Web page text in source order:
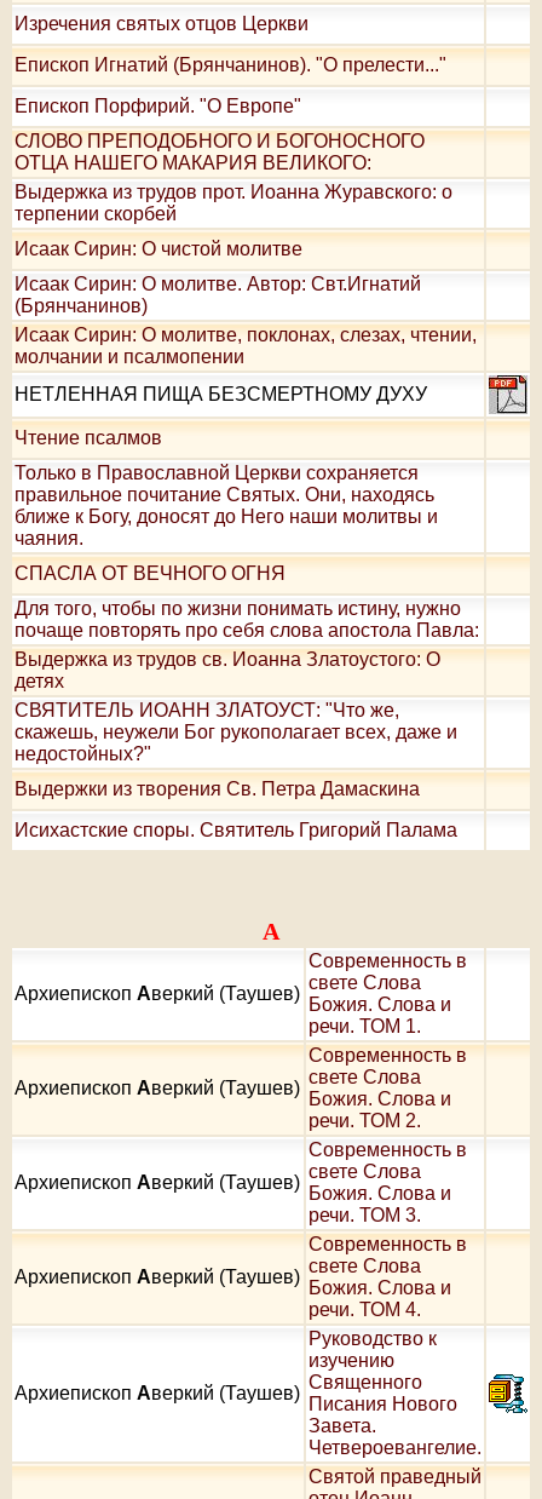
Изречения святых отцов Церкви
Епископ Игнатий (Брянчанинов). "О прелести..."
Епископ Порфирий. "О Европе"
СЛОВО ПРЕПОДОБНОГО И БОГОНОСНОГО
ОТЦА НАШЕГО МАКАРИЯ ВЕЛИКОГО:
Выдержка из трудов прот. Иоанна Журавского: о
терпении скорбей
Исаак Сирин: О чистой молитве
Исаак Сирин: О молитве. Автор: Свт.Игнатий
(Брянчанинов)
Исаак Сирин: О молитве, поклонах, слезах, чтении,
молчании и псалмопении
НЕТЛЕННАЯ ПИЩА БЕЗСМЕРТНОМУ ДУХУ
Чтение псалмов
Только в Православной Церкви сохраняется
правильное почитание Святых. Они, находясь
ближе к Богу, доносят до Него наши молитвы и
чаяния.
СПАСЛА ОТ ВЕЧНОГО ОГНЯ
Для того, чтобы по жизни понимать истину, нужно
почаще повторять про себя слова апостола Павла:
Выдержка из трудов св. Иоанна Златоустого: О
детях
СВЯТИТЕЛЬ ИОАНН ЗЛАТОУСТ: "Что же,
скажешь, неужели Бог рукополагает всех, даже и
недостойных?"
Выдержки из творения Св. Петра Дамаскина
Исихастские споры. Святитель Григорий Палама
А
Архиепископ Аверкий (Таушев)
Современность в
свете Слова
Божия. Слова и
речи. ТОМ 1.
Архиепископ Аверкий (Таушев)
Современность в
свете Слова
Божия. Слова и
речи. ТОМ 2.
Архиепископ Аверкий (Таушев)
Современность в
свете Слова
Божия. Слова и
речи. ТОМ 3.
Архиепископ Аверкий (Таушев)
Современность в
свете Слова
Божия. Слова и
речи. ТОМ 4.
Архиепископ Аверкий (Таушев)
Руководство к
изучению
Священного
Писания Нового
Завета.
Четвероевангелие.
Святой праведный